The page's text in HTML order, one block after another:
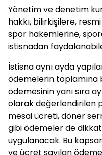
Yönetim ve denetim
hakkı, bilirkişilere,
spor hakemlerine,
istisnadan
İstisna aynı ayda
ödemelerin toplamına
ödemesinin yanı sıra
olarak değerlendirilen
mesai ücreti, döner
gibi ödemeler de
uygulanacak. Bu